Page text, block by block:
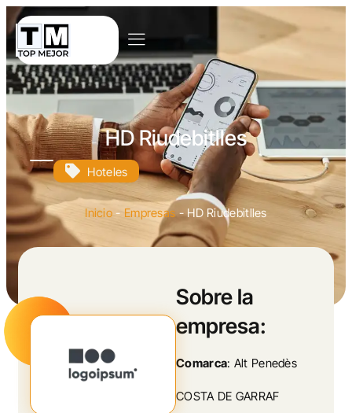
HD Riudebitlles
Hoteles
Inicio - Empresas-HD Riudebitlles
Sobre la
empresa:
Comarca: Alt Penedès
COSTA DE GARRAF